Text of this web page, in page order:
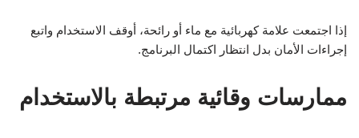
إذا اجتمعت علامة كهربائية مع ماء أو رائحة، أوقف الاستخدام واتبع
إجراءات الأمان بدل انتظار اكتمال البرنامج.
ممارسات وقائية مرتبطة بالاستخدام